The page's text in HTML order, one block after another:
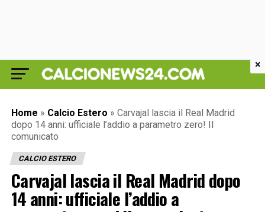
Home » Calcio Estero » Carvajal lascia il Real Madrid
dopo 14 anni: ufficiale l’addio a parametro zero! Il
comunicato
CALCIO ESTERO
Carvajal lascia il Real Madrid dopo
14 anni: ufficiale l’addio a
×